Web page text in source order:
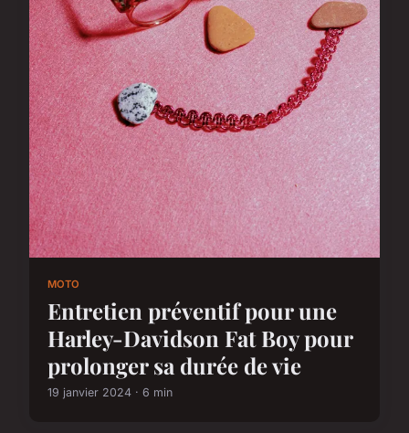
MOTO
Entretien préventif pour une
Harley-Davidson Fat Boy pour
prolonger sa durée de vie
19 janvier 2024 · 6 min